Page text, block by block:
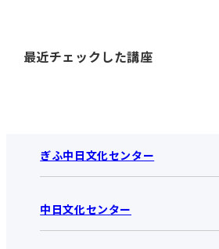
最近チェックした講座
ぎふ中日文化センター
ぎふ中日文化センターHOME
お知らせ
中日文化センター